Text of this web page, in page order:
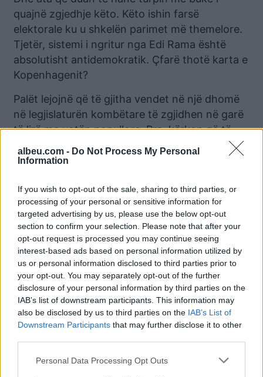
albeu.com - Do Not Process My Personal
Information
If you wish to opt-out of the sale, sharing to third parties, or
processing of your personal or sensitive information for
targeted advertising by us, please use the below opt-out
section to confirm your selection. Please note that after your
opt-out request is processed you may continue seeing
interest-based ads based on personal information utilized by
us or personal information disclosed to third parties prior to
your opt-out. You may separately opt-out of the further
disclosure of your personal information by third parties on the
IAB’s list of downstream participants. This information may
also be disclosed by us to third parties on the IAB’s List of
Downstream Participants that may further disclose it to other
Personal Data Processing Opt Outs
quajnë zgjedhje këto. Këto ishin farsë
elektorale ku u shkelën parimet më themelore.
Tjetër, sistemi i ngritur nga Edi Rama është
absolutisht antidemokratik. Çfarë thotë karta e
Kopenhagenit?
Palët lejojnë që të gjitha vendet në një dhomë
në legjislaturën kombëtare të zgjidhen në garë
të lirë me votën popullore. Pra, kërkon që të
gjithë ata që ulen në parlament, t’i jenë
nënshtruar një gare të hapur, të lirë, jo me lista,
Pra, kjo ishte një farsë antidemokratike fund e
krye. Palët kanë detyrimin t’u japin mundësi të
gjithë forcave politike, garanci të plota ligjore,
të garojnë me njëra-tjetrën mbi bazën e
trajtimit të barabartë para ligjit dhe
autoriteteve.
Se cila është barazia në këto zgjedhje, kur njëra
palë shpërndan 500 milionë euro prokurime
dhe koncesione. 76 milionë euro bonus për
vota. 200 milionë euro gjoba të falura për vota.
Miliona e miliona rrënjë kanabis, nga të cilat,